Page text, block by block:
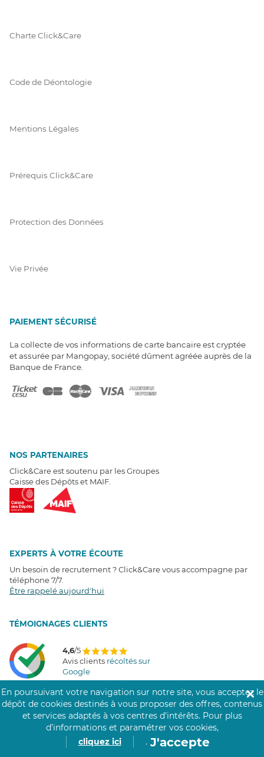
Charte Click&Care
Code de Déontologie
Mentions Légales
Prérequis Click&Care
Protection des Données
Vie Privée
PAIEMENT SÉCURISÉ
La collecte de vos informations de carte bancaire est cryptée
et assurée par Mangopay, société dûment agréée auprès de la
Banque de France.
NOS PARTENAIRES
Click&Care est soutenu par les Groupes
Caisse des Dépôts et MAIF.
EXPERTS À VOTRE ÉCOUTE
Un besoin de recrutement ? Click&Care vous accompagne par
téléphone 7/7
Être rappelé aujourd'hui
TÉMOIGNAGES CLIENTS
4,6/5
Avis clients récoltés sur
Google
COMMUNAUTÉ CLICK&CARE
En poursuivant votre navigation sur notre site, vous acceptez le
dépôt de cookies destinés à vous proposer des offres, contenus
et services adaptés à vos centres d’intérêts. Pour plus
d’informations et paramétrer vos cookies,
cliquez ici
. J'accepte
✕